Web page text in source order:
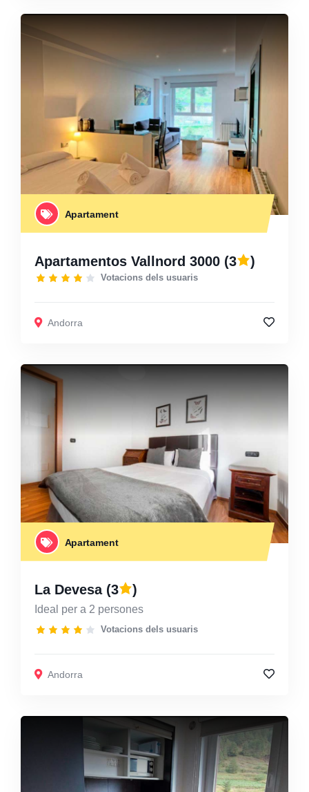
Apartament
Apartamentos Vallnord 3000 (3 )
Votacions dels usuaris
Andorra
Apartament
La Devesa(3 )
Ideal per a 2 persones
Votacions dels usuaris
Andorra